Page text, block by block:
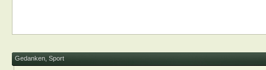
Gedanken Sport